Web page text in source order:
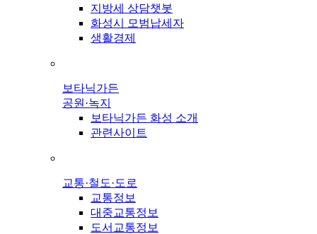
지방세 상담챗봇
화성시 모범납세자
생활경제
보타닉가든
공원·녹지
보타닉가든 화성 소개
관련사이트
교통·철도·도로
교통정보
대중교통정보
도서교통정보